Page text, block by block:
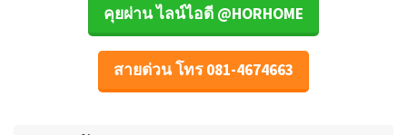
คุยผ่าน ไลน์ไอดี @HORHOME
สายด่วน โทร 081-4674663